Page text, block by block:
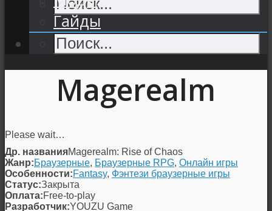
Гайды
Magerealm
Please wait…
Др. названияMagerealm: Rise of Chaos
Жанр:Браузерные, Браузерные RPG, Онлайн игры
Особенности:Fantasy, Фэнтези браузерные игры
Статус:Закрыта
Оплата:Free-to-play
Разработчик:YOUZU Game